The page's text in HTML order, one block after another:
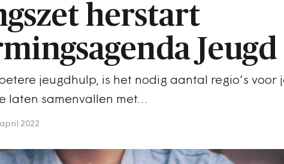
herstart
Jeugd
jeugdhulp, is het nodig aantal regio’s voor
laten samenvallen met…
2022